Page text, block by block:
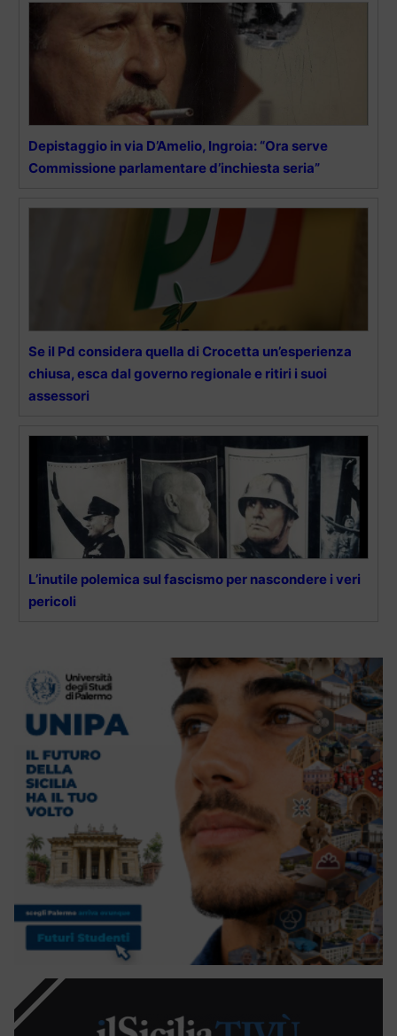
Depistaggio in via D’Amelio, Ingroia: “Ora serve
Commissione parlamentare d’inchiesta seria”
Se il Pd considera quella di Crocetta un’esperienza
chiusa, esca dal governo regionale e ritiri i suoi
assessori
L’inutile polemica sul fascismo per nascondere i veri
pericoli